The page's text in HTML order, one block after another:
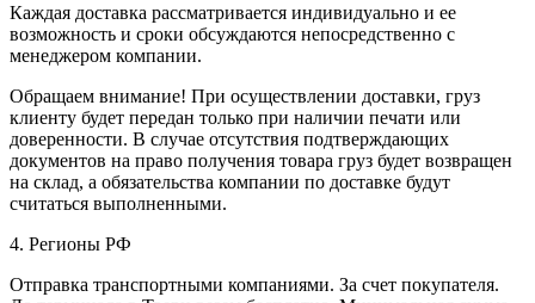
Каждая доставка рассматривается индивидуально и ее
возможность и сроки обсуждаются непосредственно с
менеджером компании.
Обращаем внимание! При осуществлении доставки, груз
клиенту будет передан только при наличии печати или
доверенности. В случае отсутствия подтверждающих
документов на право получения товара груз будет возвращен
на склад, а обязательства компании по доставке будут
считаться выполненными.
4. Регионы РФ
Отправка транспортными компаниями. За счет покупателя.